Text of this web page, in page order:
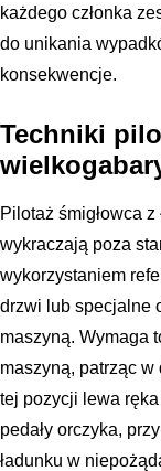
każdego członka
do unikania
konsekwencje.
Techniki
Pilotaż śmigłowca
wykraczają poza
wykorzystaniem
drzwi lub specjalne
maszyną. Wymaga
maszyną, patrząc w
tej pozycji lewa
pedały orczyka,
ładunku w